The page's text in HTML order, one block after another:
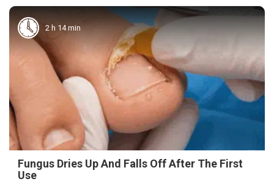
2 h 14 min
Fungus Dries Up And Falls Off After The First
Use